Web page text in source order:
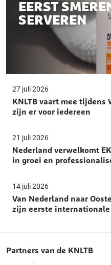
EERST
SERVEREN
27 juli 2026
KNLTB vaart mee tijdens
zijn er voor iedereen
21 juli 2026
Nederland verwelkomt
in groei en
14 juli 2026
Van Nederland naar
zijn eerste
Partners van de KNLTB